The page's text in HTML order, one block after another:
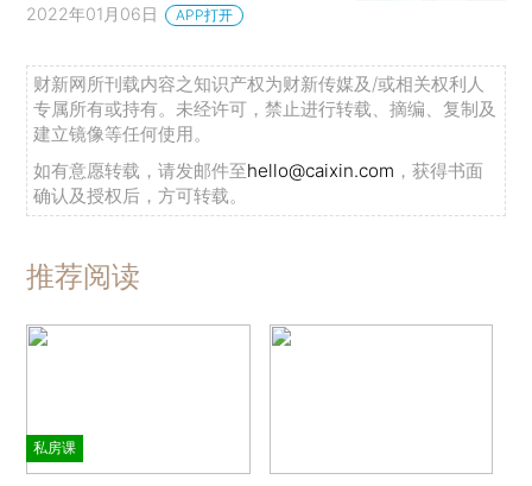
2022年01月06日 APP打开
财新网所刊载内容之知识产权为财新传媒及/或相关权利人
专属所有或持有。未经许可，禁止进行转载、摘编、复制及
建立镜像等任何使用。
如有意愿转载，请发邮件至hello@caixin.com ，获得书面
确认及授权后，方可转载。
推荐阅读
私房课